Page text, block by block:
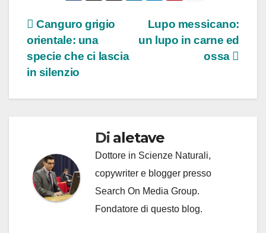
Navigazione
articoli
Lupo messicano:
un lupo in carne ed
ossa
Canguro grigio
orientale: una
specie che ci lascia
in silenzio
Di aletave
Dottore in Scienze Naturali,
copywriter e blogger presso
Search On Media Group.
Fondatore di questo blog.